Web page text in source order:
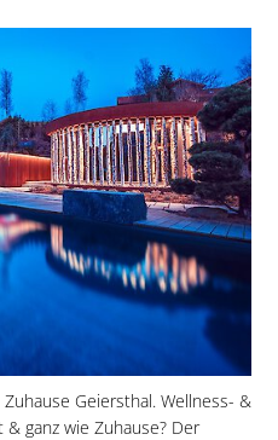
Geiersthal. Wellness- &
ganz wie Zuhause? Der